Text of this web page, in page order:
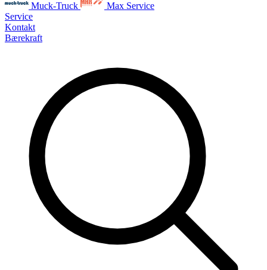
Muck-Truck
Max Service
Service
Kontakt
Bærekraft